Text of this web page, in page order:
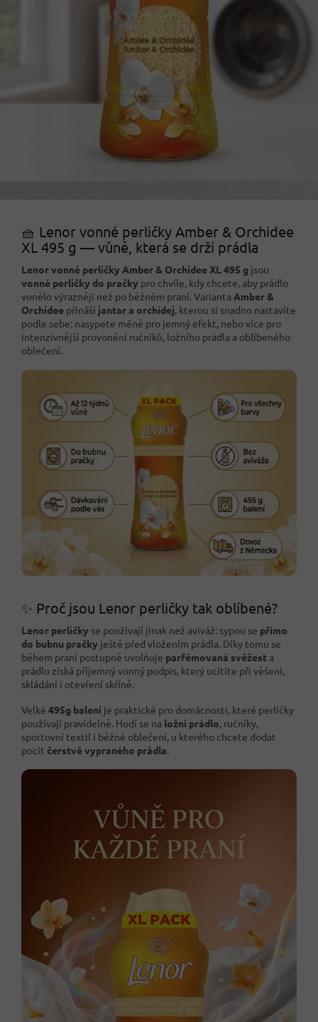
🧺 Lenor vonné perličky Amber & Orchidee
XL 495 g — vůně, která se drží prádla
Lenor vonné perličky Amber & Orchidee XL 495 g jsou
vonné perličky do pračky pro chvíle, kdy chcete, aby prádlo
vonělo výrazněji než po běžném praní. Varianta Amber &
Orchidee přináší jantar a orchidej, kterou si snadno nastavíte
podle sebe: nasypete méně pro jemný efekt, nebo více pro
intenzivnější provonění ručníků, ložního prádla a oblíbeného
oblečení.
✨ Proč jsou Lenor perličky tak oblíbené?
Lenor perličky se používají jinak než aviváž: sypou se přímo
do bubnu pračky ještě před vložením prádla. Díky tomu se
během praní postupně uvolňuje parfémovaná svěžest a
prádlo získá příjemný vonný podpis, který ucítíte při věšení,
skládání i otevření skříně.
Velké 495g balení je praktické pro domácnosti, které perličky
používají pravidelně. Hodí se na ložní prádlo, ručníky,
sportovní textil i běžné oblečení, u kterého chcete dodat
pocit čerstvě vypraného prádla.